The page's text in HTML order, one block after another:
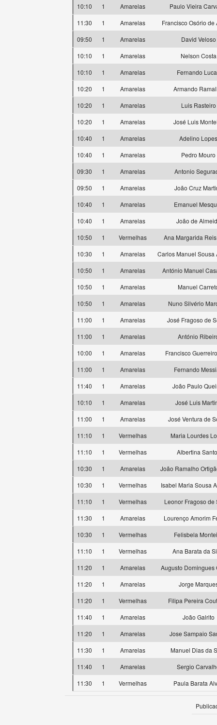
10:10
1 Amarelas
Paulo Vieira
11:30
1 Amarelas
Francisco Osório de
09:50
1 Amarelas
David Veloso
10:10
1 Amarelas
Nelson Costa
10:10
1 Amarelas
Fernando
10:20
1 Amarelas
Armando
10:20
1 Amarelas
Luis Rasteiro
10:20
1 Amarelas
José Luis
10:40
1 Amarelas
Adelino Lopes
10:40
1 Amarelas
Pedro Mouro
09:30
1 Amarelas
Antonio
09:50
1 Amarelas
João Cruz
10:40
1 Amarelas
Emanuel
10:40
1 Amarelas
João de
10:50
1 Vermelhas
Ana Margarida
10:30
1 Amarelas
Carlos Manuel Sousa
10:50
1 Amarelas
António Manuel
10:50
1 Amarelas
Manuel
10:50
1 Amarelas
Nuno Silvério
11:00
1 Amarelas
José Fragoso de
11:00
1 Amarelas
António
10:00
1 Amarelas
Francisco
11:00
1 Amarelas
Fernando
11:40
1 Amarelas
João Paulo
10:10
1 Amarelas
José Luis
11:00
1 Amarelas
José Ventura de
11:10
1 Vermelhas
Maria Lourdes
11:10
1 Vermelhas
Albertina
10:30
1 Amarelas
João Ramalho
10:30
1 Vermelhas
Isabel Maria Sousa
11:10
1 Vermelhas
Leonor Fragoso de
11:30
1 Amarelas
Lourenço Amorim
10:30
1 Vermelhas
Felisbela
11:10
1 Vermelhas
Ana Barata da
11:20
1 Amarelas
Augusto Domingues
11:20
1 Amarelas
Jorge
11:20
1 Vermelhas
Filipa Pereira
11:40
1 Amarelas
João Galrito
11:20
1 Amarelas
Jose Sampaio
11:30
1 Amarelas
Manuel Dias da
11:40
1 Amarelas
Sergio
11:30
1 Vermelhas Paula Barata